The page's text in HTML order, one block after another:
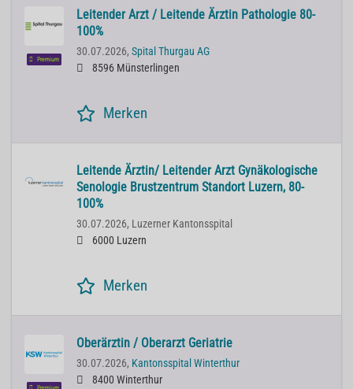
Premium
Leitender Arzt / Leitende Ärztin Pathologie 80-
100%
30.07.2026, Spital Thurgau AG
8596 Münsterlingen
Merken
Leitende Ärztin/ Leitender Arzt Gynäkologische
Senologie Brustzentrum Standort Luzern, 80-
100%
30.07.2026, Luzerner Kantonsspital
6000 Luzern
Merken
Oberärztin / Oberarzt Geriatrie
30.07.2026, Kantonsspital Winterthur
8400 Winterthur